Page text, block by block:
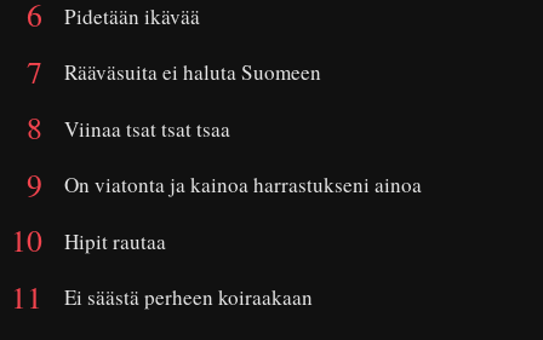
Pidetään ikävää
Rääväsuita ei haluta Suomeen
Viinaa tsat tsat tsaa
On viatonta ja kainoa harrastukseni ainoa
Hipit rautaa
Ei säästä perheen koiraakaan